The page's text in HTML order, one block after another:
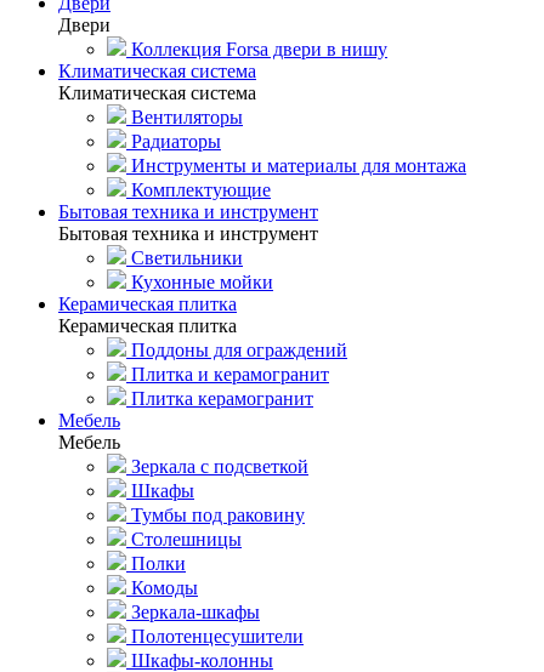
Двери
Коллекция Forsa двери в нишу
Климатическая система
Климатическая система
Вентиляторы
Радиаторы
Инструменты и материалы для монтажа
Комплектующие
Бытовая техника и инструмент
Бытовая техника и инструмент
Светильники
Кухонные мойки
Керамическая плитка
Керамическая плитка
Поддоны для ограждений
Плитка и керамогранит
Плитка керамогранит
Мебель
Мебель
Зеркала с подсветкой
Шкафы
Тумбы под раковину
Столешницы
Полки
Комоды
Зеркала-шкафы
Полотенцесушители
Шкафы-колонны